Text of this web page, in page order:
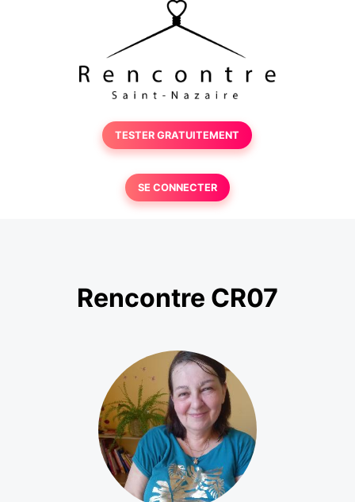
TESTER GRATUITEMENT
SE CONNECTER
Rencontre CR07